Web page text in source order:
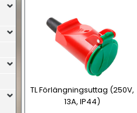
TL Förlängningsuttag (250V,
13A, IP44)